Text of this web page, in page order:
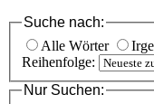
Suche nach:
Alle Wörter
Reihenfolge:
Nur Suchen: